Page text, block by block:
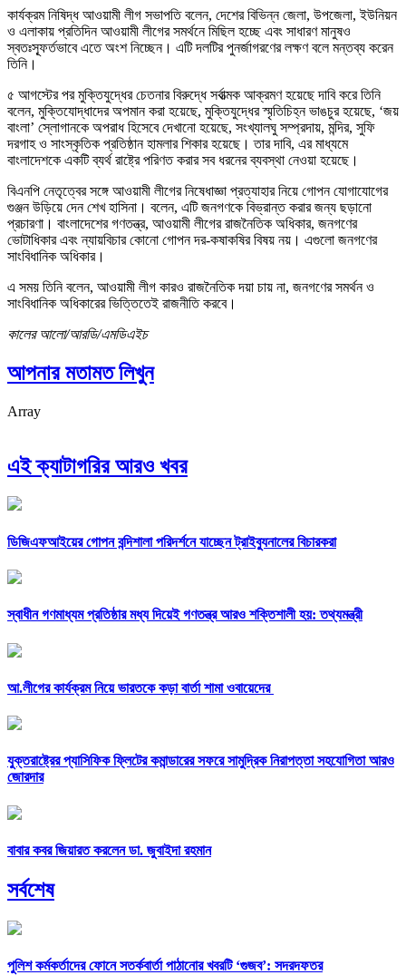
কার্যক্রম নিষিদ্ধ আওয়ামী লীগ সভাপতি বলেন, দেশের বিভিন্ন জেলা, উপজেলা, ইউনিয়ন
ও এলাকায় প্রতিদিন আওয়ামী লীগের সমর্থনে মিছিল হচ্ছে এবং সাধারণ মানুষও
স্বতঃস্ফূর্তভাবে এতে অংশ নিচ্ছেন। এটি দলটির পুনর্জাগরণের লক্ষণ বলে মন্তব্য করেন
তিনি।
৫ আগস্টের পর মুক্তিযুদ্ধের চেতনার বিরুদ্ধে সর্বাত্মক আক্রমণ হয়েছে দাবি করে তিনি
বলেন, মুক্তিযোদ্ধাদের অপমান করা হয়েছে, মুক্তিযুদ্ধের স্মৃতিচিহ্ন ভাঙচুর হয়েছে, ‘জয়
বাংলা’ স্লোগানকে অপরাধ হিসেবে দেখানো হয়েছে, সংখ্যালঘু সম্প্রদায়, মন্দির, সুফি
দরগাহ ও সাংস্কৃতিক প্রতিষ্ঠান হামলার শিকার হয়েছে। তার দাবি, এর মাধ্যমে
বাংলাদেশকে একটি ব্যর্থ রাষ্ট্রে পরিণত করার সব ধরনের ব্যবস্থা নেওয়া হয়েছে।
বিএনপি নেতৃত্বের সঙ্গে আওয়ামী লীগের নিষেধাজ্ঞা প্রত্যাহার নিয়ে গোপন যোগাযোগের
গুঞ্জন উড়িয়ে দেন শেখ হাসিনা। বলেন, এটি জনগণকে বিভ্রান্ত করার জন্য ছড়ানো
প্রচারণা। বাংলাদেশের গণতন্ত্র, আওয়ামী লীগের রাজনৈতিক অধিকার, জনগণের
ভোটাধিকার এবং ন্যায়বিচার কোনো গোপন দর-কষাকষির বিষয় নয়। এগুলো জনগণের
সাংবিধানিক অধিকার।
এ সময় তিনি বলেন, আওয়ামী লীগ কারও রাজনৈতিক দয়া চায় না, জনগণের সমর্থন ও
সাংবিধানিক অধিকারের ভিত্তিতেই রাজনীতি করবে।
কালের আলো/আরডি/এমডিএইচ
আপনার মতামত লিখুন
Array
এই ক্যাটাগরির আরও খবর
ডিজিএফআইয়ের গোপন বন্দিশালা পরিদর্শনে যাচ্ছেন ট্রাইব্যুনালের বিচারকরা
স্বাধীন গণমাধ্যম প্রতিষ্ঠার মধ্য দিয়েই গণতন্ত্র আরও শক্তিশালী হয়: তথ্যমন্ত্রী
আ.লীগের কার্যক্রম নিয়ে ভারতকে কড়া বার্তা শামা ওবায়েদের
যুক্তরাষ্ট্রের প্যাসিফিক ফ্লিটের কমান্ডারের সফরে সামুদ্রিক নিরাপত্তা সহযোগিতা আরও
জোরদার
বাবার কবর জিয়ারত করলেন ডা. জুবাইদা রহমান
সর্বশেষ
পুলিশ কর্মকর্তাদের ফোনে সতর্কবার্তা পাঠানোর খবরটি ‘গুজব’: সদরদফতর